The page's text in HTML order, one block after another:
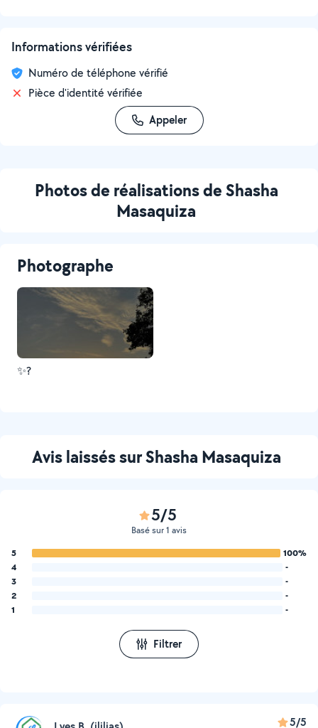
Informations vérifiées
Numéro de téléphone vérifié
Pièce d'identité vérifiée
Appeler
Photos de réalisations de Shasha
Masaquiza
Photographe
✨?
Avis laissés sur Shasha Masaquiza
5/5
Basé sur 1 avis
5
100%
4
-
3
-
2
-
1
-
Filtrer
5/5